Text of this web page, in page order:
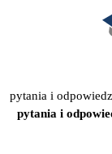
pytania i
pytania i